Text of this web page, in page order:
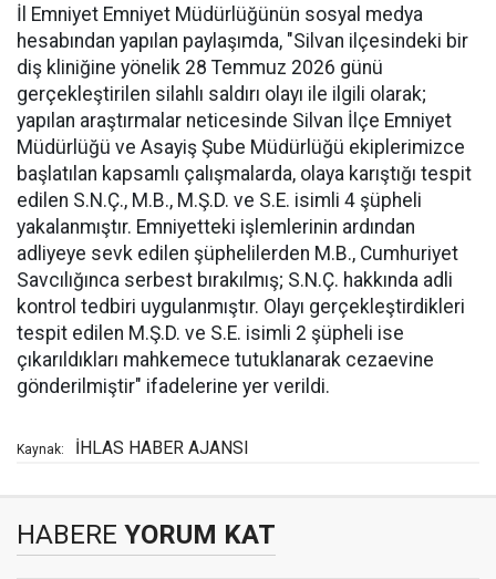
İl Emniyet Emniyet Müdürlüğünün sosyal medya
hesabından yapılan paylaşımda, "Silvan ilçesindeki bir
diş kliniğine yönelik 28 Temmuz 2026 günü
gerçekleştirilen silahlı saldırı olayı ile ilgili olarak;
yapılan araştırmalar neticesinde Silvan İlçe Emniyet
Müdürlüğü ve Asayiş Şube Müdürlüğü ekiplerimizce
başlatılan kapsamlı çalışmalarda, olaya karıştığı tespit
edilen S.N.Ç., M.B., M.Ş.D. ve S.E. isimli 4 şüpheli
yakalanmıştır. Emniyetteki işlemlerinin ardından
adliyeye sevk edilen şüphelilerden M.B., Cumhuriyet
Savcılığınca serbest bırakılmış; S.N.Ç. hakkında adli
kontrol tedbiri uygulanmıştır. Olayı gerçekleştirdikleri
tespit edilen M.Ş.D. ve S.E. isimli 2 şüpheli ise
çıkarıldıkları mahkemece tutuklanarak cezaevine
gönderilmiştir" ifadelerine yer verildi.
Kaynak: İHLAS HABER AJANSI
HABERE YORUM KAT